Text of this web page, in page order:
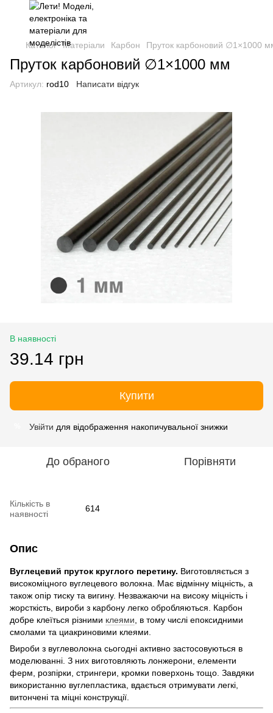
Каталог Матеріали Карбон Пруток карбоновий ∅1×1000
Пруток карбоновий ∅1×1000 мм
Артикул: rod10 Написати відгук
В наявності
39.14 грн
Купити
Увійти для відображення накопичувальної знижки
До обраного Порівняти
Кількість в
наявності
614
Опис
Вуглецевий пруток круглого перетину. Виготовляється з
високоміцного вуглецевого волокна. Має відмінну міцність, а
також опір тиску та вигину. Незважаючи на високу міцність і
жорсткість, вироби з карбону легко обробляються. Карбон
добре клеїться різними клеями , в тому числі епоксидними
смолами та циакриновими клеями.
Вироби з вуглеволокна сьогодні активно застосовуються в
моделюванні. З них виготовляють лонжерони, елементи
ферм, розпірки, стрингери, кромки поверхонь тощо. Завдяки
використанню вуглепластика, вдається отримувати легкі,
витончені та міцні конструкції.